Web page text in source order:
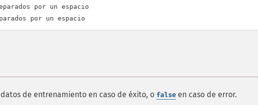
por un espacio
por un espacio
de entrenamiento en caso de éxito, o false en caso de error.